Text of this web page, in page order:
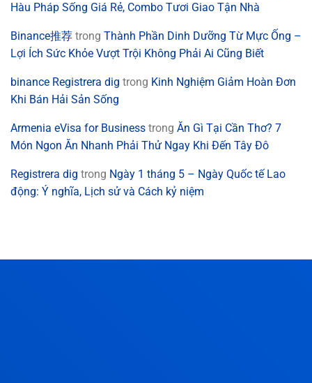
Hàu Pháp Sống Giá Rẻ, Combo Tươi Giao Tận Nhà
Binance推荐 trong Thành Phần Dinh Dưỡng Từ Mực Ống –
Lợi Ích Sức Khỏe Vượt Trội Không Phải Ai Cũng Biết
binance Registrera dig trong Kinh Nghiệm Giảm Hoàn Đơn
Khi Bán Hải Sản Sống
Armenia eVisa for Business trong Ăn Gì Tại Cần Thơ? 7
Món Ngon Ăn Nhanh Phải Thử Ngay Khi Đến Tây Đô
Registrera dig trong Ngày 1 tháng 5 – Ngày Quốc tế Lao
động: Ý nghĩa, Lịch sử và Cách kỷ niệm